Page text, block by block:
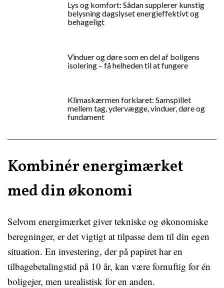
Lys og komfort: Sådan supplerer kunstig
belysning dagslyset energieffektivt og
behageligt
Vinduer og døre som en del af boligens
isolering – få helheden til at fungere
Klimaskærmen forklaret: Samspillet
mellem tag, ydervægge, vinduer, døre og
fundament
Kombinér energimærket
med din økonomi
Selvom energimærket giver tekniske og økonomiske
beregninger, er det vigtigt at tilpasse dem til din egen
situation. En investering, der på papiret har en
tilbagebetalingstid på 10 år, kan være fornuftig for én
boligejer, men urealistisk for en anden.